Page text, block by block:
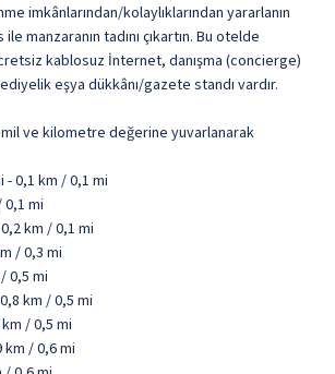
imkânlarından/kolaylıklarından yararlanın
manzaranın tadını çıkartın. Bu otelde
kablosuz İnternet, danışma (concierge)
eşya dükkânı/gazete standı vardır.
mil ve kilometre değerine yuvarlanarak
- 0,1 km / 0,1 mi
0,1 mi
km / 0,1 mi
/ 0,3 mi
0,5 mi
km / 0,5 mi
/ 0,5 mi
km / 0,6 mi